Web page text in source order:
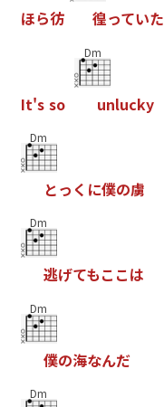
ほら彷 徨っていた
It's so
Dm
unlucky
Dm
とっ く に僕の虜
Dm
逃げてもこ こは
Dm
僕の海なんだ
Dm